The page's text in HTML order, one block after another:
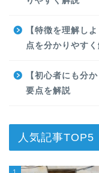
【特徴を理解し
点を分かりやす
【初心者にも分
要点を解説
人気記事TOP5